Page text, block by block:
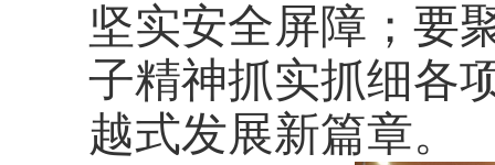
坚实安全屏障；要
子精神抓实抓细各
越式发展新篇章。